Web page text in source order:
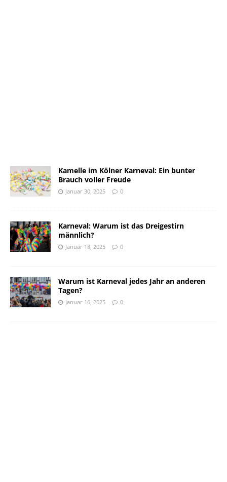
Kamelle im Kölner Karneval: Ein bunter
Brauch voller Freude
Januar 30, 2025 0
Karneval: Warum ist das Dreigestirn
männlich?
Januar 18, 2025 0
Warum ist Karneval jedes Jahr an anderen
Tagen?
Januar 16, 2025 0